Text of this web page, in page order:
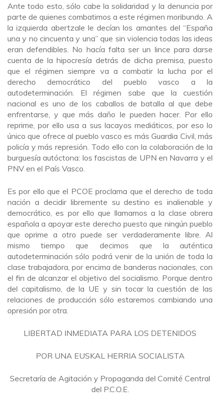
Ante todo esto, sólo cabe la solidaridad y la denuncia por
parte de quienes combatimos a este régimen moribundo. A
la izquierda abertzale le decían los amantes del “España
una y no cincuenta y una” que sin violencia todas las ideas
eran defendibles. No hacía falta ser un lince para darse
cuenta de la hipocresía detrás de dicha premisa, puesto
que el régimen siempre va a combatir la lucha por el
derecho democrático del pueblo vasco a la
autodeterminación. El régimen sabe que la cuestión
nacional es uno de los caballos de batalla al que debe
enfrentarse, y que más daño le pueden hacer. Por ello
reprime, por ello usa a sus lacayos mediáticos, por eso lo
único que ofrece al pueblo vasco es más Guardia Civil, más
policía y más represión. Todo ello con la colaboración de la
burguesía autóctona: los fascistas de UPN en Navarra y el
PNV en el País Vasco.
Es por ello que el PCOE proclama que el derecho de toda
nación a decidir libremente su destino es inalienable y
democrático, es por ello que llamamos a la clase obrera
española a apoyar este derecho puesto que ningún pueblo
que oprime a otro puede ser verdaderamente libre. Al
mismo tiempo que decimos que la auténtica
autodeterminación sólo podrá venir de la unión de toda la
clase trabajadora, por encima de banderas nacionales, con
el fin de alcanzar el objetivo del socialismo. Porque dentro
del capitalismo, de la UE y sin tocar la cuestión de las
relaciones de producción sólo estaremos cambiando una
opresión por otra.
LIBERTAD INMEDIATA PARA LOS DETENIDOS
POR UNA EUSKAL HERRIA SOCIALISTA
Secretaría de Agitación y Propaganda del Comité Central
del P.C.O.E.